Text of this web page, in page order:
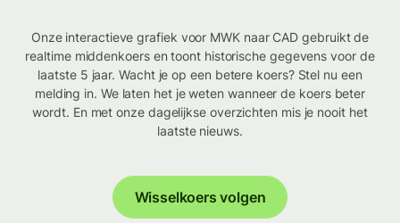
Onze interactieve grafiek voor MWK naar CAD gebruikt de
realtime middenkoers en toont historische gegevens voor de
laatste 5 jaar. Wacht je op een betere koers? Stel nu een
melding in. We laten het je weten wanneer de koers beter
wordt. En met onze dagelijkse overzichten mis je nooit het
laatste nieuws.
Wisselkoers volgen